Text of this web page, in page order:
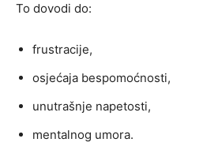
To dovodi do:
frustracije,
osjećaja bespomoćnosti,
unutrašnje napetosti,
mentalnog umora.